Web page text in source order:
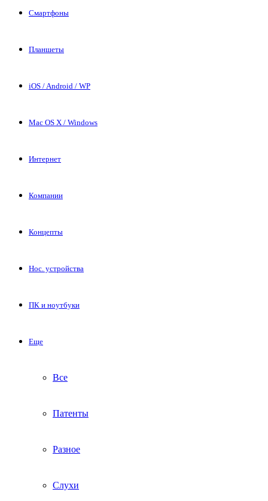
Смартфоны
Планшеты
iOS / Android / WP
Mac OS X / Windows
Интернет
Компании
Концепты
Нос. устройства
ПК и ноутбуки
Еще
Все
Патенты
Разное
Слухи